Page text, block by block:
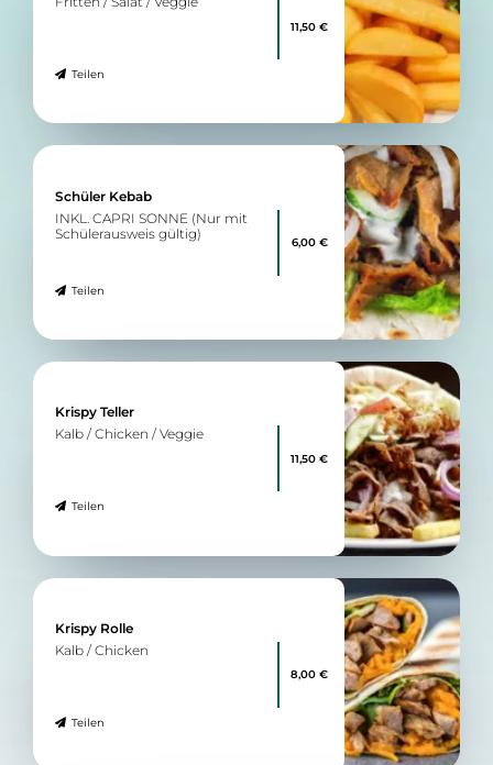
Teilen
11,50 €
Schüler Kebab
INKL. CAPRI SONNE (Nur mit
Schülerausweis gültig)
Teilen
6,00 €
Krispy Teller
Kalb / Chicken / Veggie
Teilen
11,50 €
Krispy Rolle
Kalb / Chicken
Teilen
8,00 €